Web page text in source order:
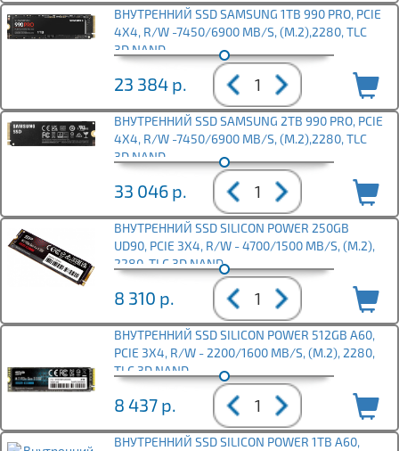
ВНУТРЕННИЙ SSD SAMSUNG 1TB 990 PRO, PCIE
4X4, R/W -7450/6900 MB/S, (M.2),2280, TLC
3D NAND
23 384 р.
ВНУТРЕННИЙ SSD SAMSUNG 2TB 990 PRO, PCIE
4X4, R/W -7450/6900 MB/S, (M.2),2280, TLC
3D NAND
33 046 р.
ВНУТРЕННИЙ SSD SILICON POWER 250GB
UD90, PCIE 3X4, R/W - 4700/1500 MB/S, (M.2),
2280, TLC 3D NAND
8 310 р.
ВНУТРЕННИЙ SSD SILICON POWER 512GB A60,
PCIE 3X4, R/W - 2200/1600 MB/S, (M.2), 2280,
TLC 3D NAND
8 437 р.
ВНУТРЕННИЙ SSD SILICON POWER 1TB A60,